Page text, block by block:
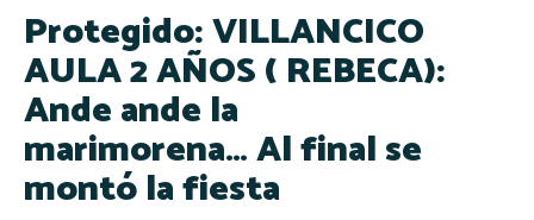
Protegido: VILLANCICO
AULA 2 AÑOS ( REBECA):
Ande ande la
marimorena… Al final se
montó la fiesta